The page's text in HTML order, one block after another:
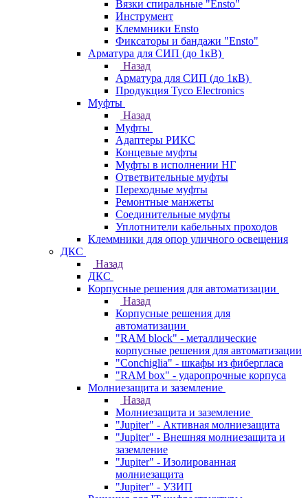
Вязки спиральные "Ensto"
Инструмент
Клеммники Ensto
Фиксаторы и бандажи "Ensto"
Арматура для СИП (до 1кВ)
Назад
Арматура для СИП (до 1кВ)
Продукция Tyco Electronics
Муфты
Назад
Муфты
Адаптеры РИКС
Концевые муфты
Муфты в исполнении НГ
Ответвительные муфты
Переходные муфты
Ремонтные манжеты
Соединительные муфты
Уплотнители кабельных проходов
Клеммники для опор уличного освещения
ДКС
Назад
ДКС
Корпусные решения для автоматизации
Назад
Корпусные решения для
автоматизации
"RAM block" - металлические
корпусные решения для автоматизации
"Conchiglia" - шкафы из фибергласа
"RAM box" - ударопрочные корпуса
Молниезащита и заземление
Назад
Молниезащита и заземление
"Jupiter" - Активная молниезащита
"Jupiter" - Внешняя молниезащита и
заземление
"Jupiter" - Изолированная
молниезащита
"Jupiter" - УЗИП